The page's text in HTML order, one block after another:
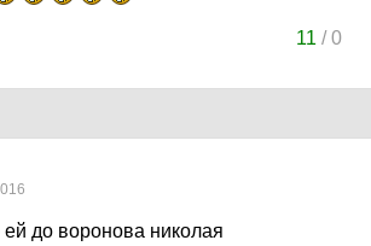
11 /0
до воронова николая